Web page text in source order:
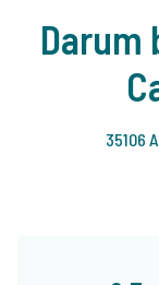
Darum
35106